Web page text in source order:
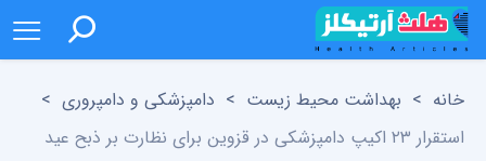
خانه > بهداشت محیط زیست > دامپزشکی و دامپروری >
استقرار ۲۳ اکیپ دامپزشکی در قزوین برای نظارت بر ذبح عید